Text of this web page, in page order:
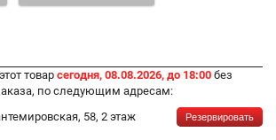
товар сегодня, 08.08.2026, до 18:00 без
по следующим адресам:
58, 2 этаж
Резервировать